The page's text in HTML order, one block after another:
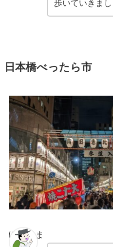
歩いていきまし
日本橋べったら市
ぽちゃま